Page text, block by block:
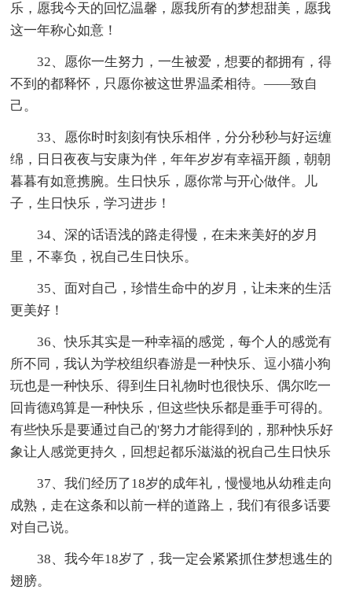
乐，愿我今天的回忆温馨，愿我所有的梦想甜美，愿我
这一年称心如意！
32、愿你一生努力，一生被爱，想要的都拥有，得
不到的都释怀，只愿你被这世界温柔相待。——致自
己。
33、愿你时时刻刻有快乐相伴，分分秒秒与好运缠
绵，日日夜夜与安康为伴，年年岁岁有幸福开颜，朝朝
暮暮有如意携腕。生日快乐，愿你常与开心做伴。儿
子，生日快乐，学习进步！
34、深的话语浅的路走得慢，在未来美好的岁月
里，不辜负，祝自己生日快乐。
35、面对自己，珍惜生命中的岁月，让未来的生活
更美好！
36、快乐其实是一种幸福的感觉，每个人的感觉有
所不同，我认为学校组织春游是一种快乐、逗小猫小狗
玩也是一种快乐、得到生日礼物时也很快乐、偶尔吃一
回肯德鸡算是一种快乐，但这些快乐都是垂手可得的。
有些快乐是要通过自己的'努力才能得到的，那种快乐好
象让人感觉更持久，回想起都乐滋滋的祝自己生日快乐
37、我们经历了18岁的成年礼，慢慢地从幼稚走向
成熟，走在这条和以前一样的道路上，我们有很多话要
对自己说。
38、我今年18岁了，我一定会紧紧抓住梦想逃生的
翅膀。